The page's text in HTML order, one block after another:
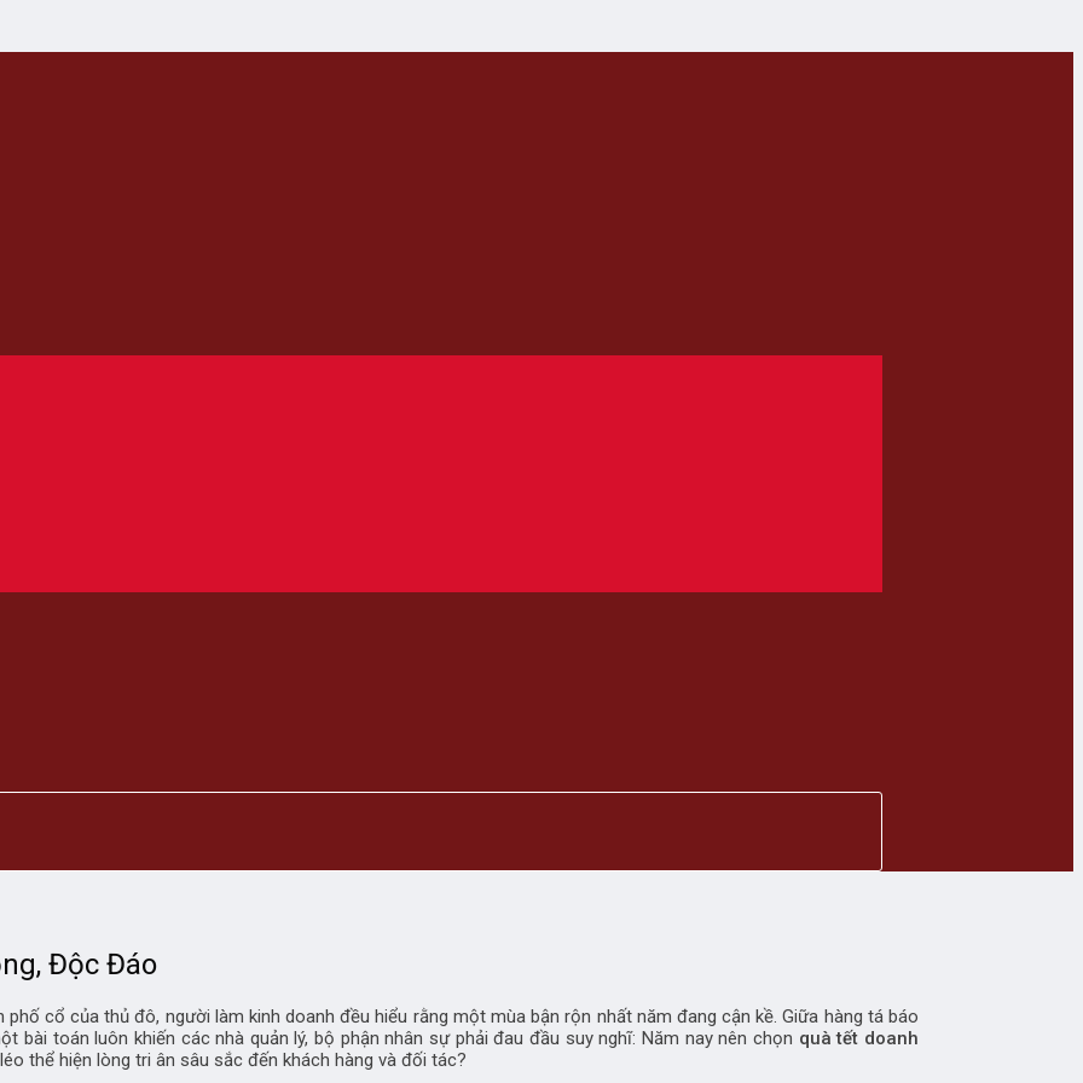
Độc Đáo
cổ của thủ đô, người làm kinh doanh đều hiểu rằng một mùa bận rộn nhất năm đang cận kề. Giữa hàng tá báo
toán luôn khiến các nhà quản lý, bộ phận nhân sự phải đau đầu suy nghĩ: Năm nay nên chọn quà tết doanh
thể hiện lòng tri ân sâu sắc đến khách hàng và đối tác?